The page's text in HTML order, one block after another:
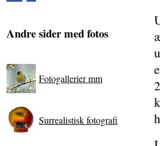
Andre sider med fotos
Fotogallerier mm
Surrealistisk fotografi